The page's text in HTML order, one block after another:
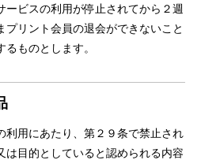
ビスの利⽤が停⽌されてから２週
プリント会員の退会ができないこと
ものとします。
利⽤にあたり、第２９条で禁⽌され
は⽬的としていると認められる内容